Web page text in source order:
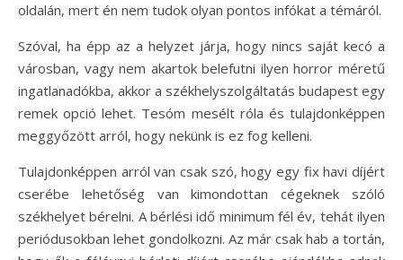
oldalán, mert én nem tudok olyan pontos infókat a témáról.
Szóval, ha épp az a helyzet járja, hogy nincs saját kecó a
városban, vagy nem akartok belefutni ilyen horror méretű
ingatlanadókba, akkor a székhelyszolgáltatás budapest egy
remek opció lehet. Tesóm mesélt róla és tulajdonképpen
meggyőzött arról, hogy nekünk is ez fog kelleni.
Tulajdonképpen arról van csak szó, hogy egy fix havi díjért
cserébe lehetőség van kimondottan cégeknek szóló
székhelyet bérelni. A bérlési idő minimum fél év, tehát ilyen
periódusokban lehet gondolkozni. Az már csak hab a tortán,